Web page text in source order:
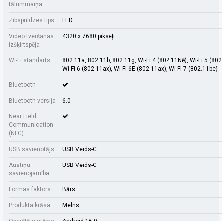
tālummaiņa
Zibspuldzes tips LED
Video tveršanas
izšķirtspēja
4320 x 7680 pikseļi
Wi-Fi standarts
802.11a, 802.11b, 802.11g, Wi-Fi 4 (802.11Nē), Wi-Fi 5
Wi-Fi 6 (802.11ax), Wi-Fi 6E (802.11ax), Wi-Fi 7 (802.11be)
Bluetooth
Bluetooth versija 6.0
Near Field
Communication
(NFC)
USB savienotājs USB Veids-C
Austiņu
savienojamība
USB Veids-C
Formas faktors Bārs
Produkta krāsa Melns